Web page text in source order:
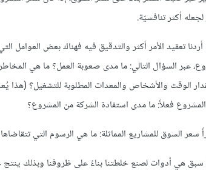
أكثر تنافسيّة.
أردنا تعقيد الأمر أكثر والتدقيق فيه فهناك بعض العوامل
عبر السؤال التالي: ما مدى صعوبة العمل؟ ما هي
الوقت والأشخاص والمعدات المطلوبة للتشغيل؟
فعلاً: ما مدى استفادة الشركة من المشروع؟
سعر السوق للمشاريع المماثلة: ما هي الرسوم التي
هي أدوات لصنع خلطتنا بناءً على ظروفنا وبذلك ينتج